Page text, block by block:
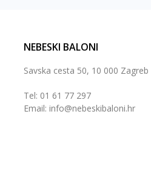
NEBESKI BALONI
Savska cesta 50, 10 000 Zagreb
Tel: 01 61 77 297
Email: info@nebeskibaloni.hr